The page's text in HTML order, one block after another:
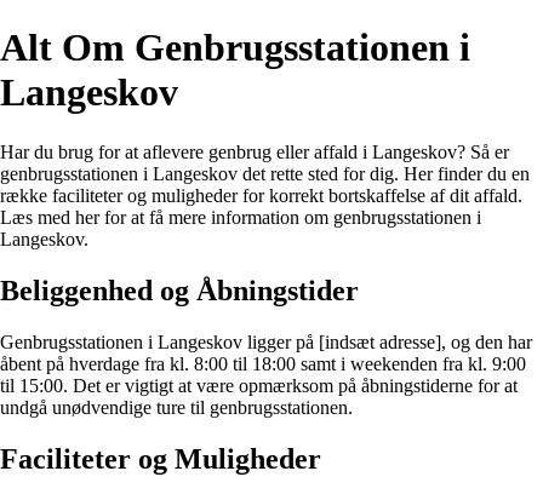
Alt Om Genbrugsstationen i
Langeskov
Har du brug for at aflevere genbrug eller affald i Langeskov? Så er
genbrugsstationen i Langeskov det rette sted for dig. Her finder du en
række faciliteter og muligheder for korrekt bortskaffelse af dit affald.
Læs med her for at få mere information om genbrugsstationen i
Langeskov.
Beliggenhed og Åbningstider
Genbrugsstationen i Langeskov ligger på [indsæt adresse], og den har
åbent på hverdage fra kl. 8:00 til 18:00 samt i weekenden fra kl. 9:00
til 15:00. Det er vigtigt at være opmærksom på åbningstiderne for at
undgå unødvendige ture til genbrugsstationen.
Faciliteter og Muligheder